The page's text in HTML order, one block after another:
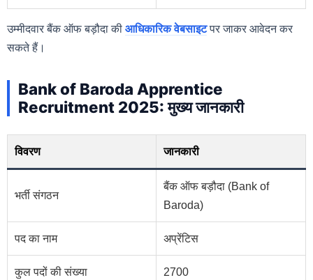
उम्मीदवार बैंक ऑफ बड़ौदा की आधिकारिक वेबसाइटपर जाकर आवेदन कर
सकते हैं।
Bank of Baroda Apprentice
Recruitment 2025: मुख्य जानकारी
विवरण जानकारी
भर्ती संगठन
बैंक ऑफ बड़ौदा (Bank of
Baroda)
पद का नाम अप्रेंटिस
कुल पदों की संख्या 2700